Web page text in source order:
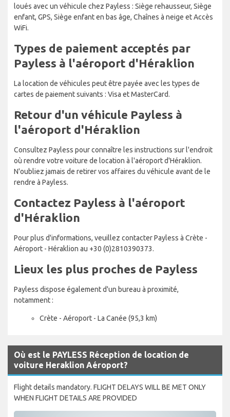
loués avec un véhicule chez Payless : Siège rehausseur, Siège
enfant, GPS, Siège enfant en bas âge, Chaînes à neige et Accès
WiFi.
Types de paiement acceptés par
Payless à l'aéroport d'Héraklion
La location de véhicules peut être payée avec les types de
cartes de paiement suivants : Visa et MasterCard.
Retour d'un véhicule Payless à
l'aéroport d'Héraklion
Consultez Payless pour connaître les instructions sur l'endroit
où rendre votre voiture de location à l'aéroport d'Héraklion.
N'oubliez jamais de retirer vos affaires du véhicule avant de le
rendre à Payless.
Contactez Payless à l'aéroport
d'Héraklion
Pour plus d'informations, veuillez contacter Payless à Crète -
Aéroport - Héraklion au +30 (0)2810390373.
Lieux les plus proches de Payless
Payless dispose également d'un bureau à proximité,
notamment :
Crète - Aéroport - La Canée (95,3 km)
Où est le PAYLESS Réception de location de
voiture Heraklion Aéroport?
Flight details mandatory. FLIGHT DELAYS WILL BE MET ONLY
WHEN FLIGHT DETAILS ARE PROVIDED